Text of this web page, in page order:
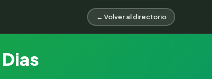
← Volver al directorio